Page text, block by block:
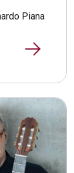
Piana